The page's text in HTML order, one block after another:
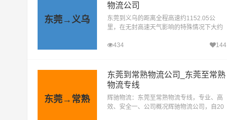
东莞→义乌
物流公司
东莞到义乌的距离全程高速约1152.05公
里，在无封高速天气影响的特殊情况下大约
流需求日益增长，为了满足广大企业、工厂
434 144
东莞→常熟
东莞到常熟物流公司_东莞至常熟
物流专线
辉驰物流：东莞至常熟物流专线，专业、高
效、安全一、公司概况辉驰物流公司，自20